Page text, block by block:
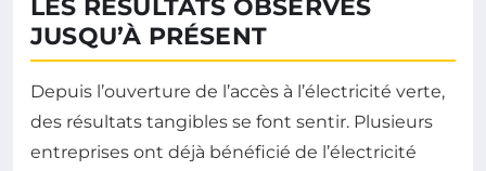
LES RÉSULTATS OBSERVÉS
JUSQU’À PRÉSENT
Depuis l’ouverture de l’accès à l’électricité verte,
des résultats tangibles se font sentir. Plusieurs
entreprises ont déjà bénéficié de l’électricité